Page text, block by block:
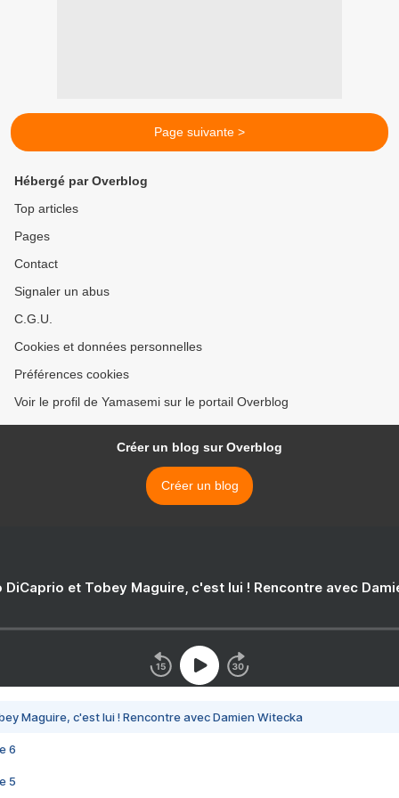
Page suivante >
Hébergé par Overblog
Top articles
Pages
Contact
Signaler un abus
C.G.U.
Cookies et données personnelles
Préférences cookies
Voir le profil de Yamasemi sur le portail Overblog
Créer un blog sur Overblog
Créer un blog
DiCaprio et Tobey Maguire, c'est lui ! Rencontre avec
Maguire, c'est lui ! Rencontre avec Damien Witecka
6
5